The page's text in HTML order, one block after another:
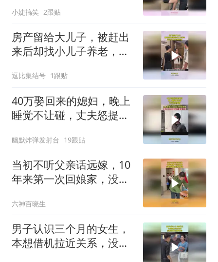
小婕搞笑 2跟贴
房产留给大儿子，被赶出
来后却找小儿子养老，还
逗比集结号 1跟贴
40万娶回来的媳妇，晚上
睡觉不让碰，丈夫怒提离
幽默炸弹发射台 19跟贴
当初不听父亲话远嫁，10
年来第一次回娘家，没想
六神百晓生
男子认识三个月的女生，
本想借机拉近关系，没想